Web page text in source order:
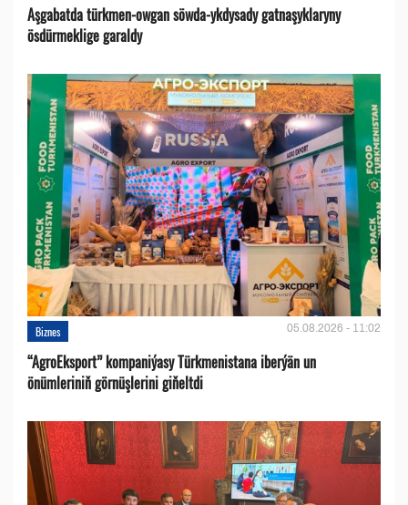
Aşgabatda türkmen-owgan söwda-ykdysady gatnaşyklaryny
ösdürmeklige garaldy
Biznes 05.08.2026 - 11:02
“AgroEksport” kompaniýasy Türkmenistana iberýän un
önümleriniň görnüşlerini giňeltdi